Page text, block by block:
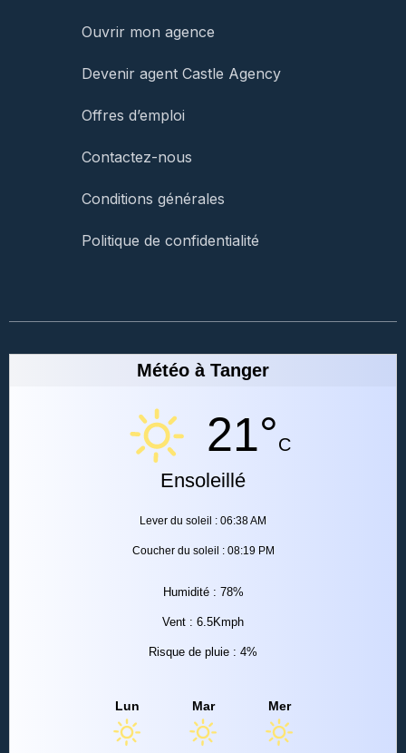
Ouvrir mon agence
Devenir agent Castle Agency
Offres d’emploi
Contactez-nous
Conditions générales
Politique de confidentialité
Météo à Tanger
21°C
Ensoleillé
Lever du soleil : 06:38 AM
Coucher du soleil : 08:19 PM
Humidité : 78%
Vent : 6.5Kmph
Risque de pluie : 4%
Lun Mar Mer